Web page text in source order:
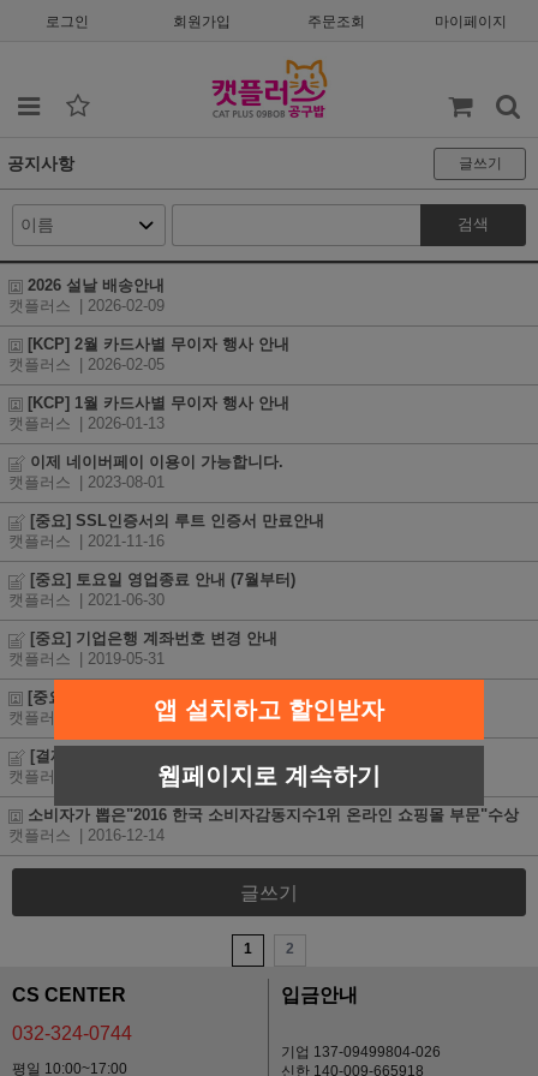
로그인 회원가입 주문조회 마이페이지
공지사항 글쓰기
검색
2026 설날 배송안내
캣플러스
| 2026-02-09
[KCP] 2월 카드사별 무이자 행사 안내
캣플러스
| 2026-02-05
[KCP] 1월 카드사별 무이자 행사 안내
캣플러스
| 2026-01-13
이제 네이버페이 이용이 가능합니다.
캣플러스
| 2023-08-01
[중요] SSL인증서의 루트 인증서 만료안내
캣플러스
| 2021-11-16
[중요] 토요일 영업종료 안내 (7월부터)
캣플러스
| 2021-06-30
[중요] 기업은행 계좌번호 변경 안내
캣플러스
| 2019-05-31
[중요] 한진택배로 택배사가 변경되었습니다.
캣플러스
| 2019-03-14
[결제] 휴대폰 소액결제 서비스 개시
캣플러스
| 2017-02-20
소비자가 뽑은"2016 한국 소비자감동지수1위 온라인 쇼핑몰 부문"수상
캣플러스
| 2016-12-14
글쓰기
1 2
CS CENTER
032-324-0744
평일 10:00~17:00
입금안내
기업 137-09499804-026
신한 140-009-665918
앱 설치하고 할인받자
웹페이지로 계속하기